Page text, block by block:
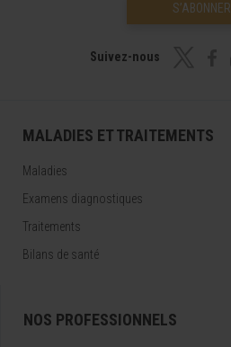
S’ABONNER
Suivez-nous
MALADIES ET TRAITEMENTS
Maladies
Examens diagnostiques
Traitements
Bilans de santé
NOS PROFESSIONNELS